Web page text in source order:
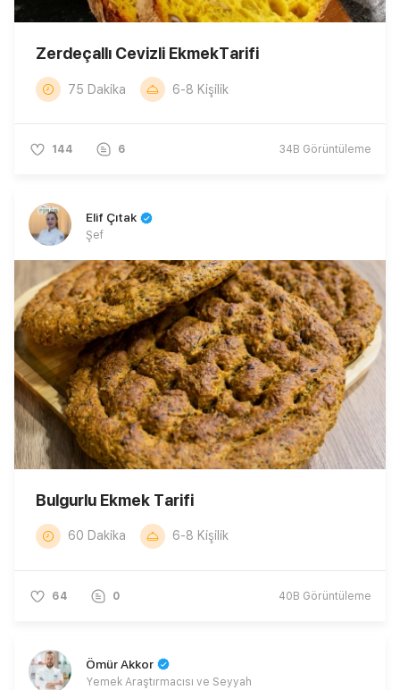
Zerdeçallı Cevizli EkmekTarifi
75 Dakika 6-8 Kişilik
144 6 34B Görüntüleme
Elif Çıtak
Şef
Bulgurlu Ekmek Tarifi
60 Dakika 6-8 Kişilik
64 0 40B Görüntüleme
Ömür Akkor
Yemek Araştırmacısı ve Seyyah